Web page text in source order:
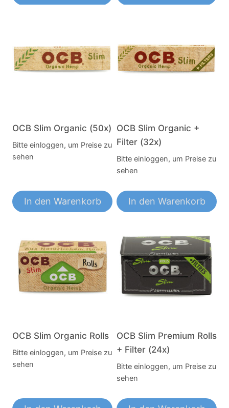
OCB Slim Organic (50x)
Bitte einloggen, um Preise zu
sehen
In den Warenkorb
OCB Slim Organic +
Filter (32x)
Bitte einloggen, um Preise zu
sehen
In den Warenkorb
OCB Slim Organic Rolls
Bitte einloggen, um Preise zu
sehen
OCB Slim Premium Rolls
+ Filter (24x)
Bitte einloggen, um Preise zu
sehen